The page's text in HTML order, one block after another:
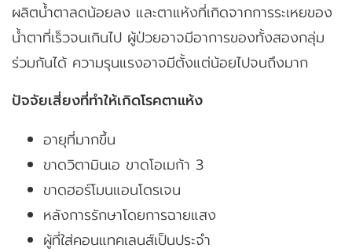
ผลิตน้ำตาลดน้อยลง และตาแห้งที่เกิดจากการระเหยของ
น้ำตาที่เร็วจนเกินไป ผู้ป่วยอาจมีอาการของทั้งสองกลุ่ม
ร่วมกันได้ ความรุนแรงอาจมีตั้งแต่น้อยไปจนถึงมาก
ปัจจัยเสี่ยงที่ทำให้เกิดโรคตาแห้ง
อายุที่มากขึ้น
ขาดวิตามินเอ ขาดโอเมก้า 3
ขาดฮอร์โมนแอนโดรเจน
หลังการรักษาโดยการฉายแสง
ผู้ที่ใส่คอนแทคเลนส์เป็นประจำ